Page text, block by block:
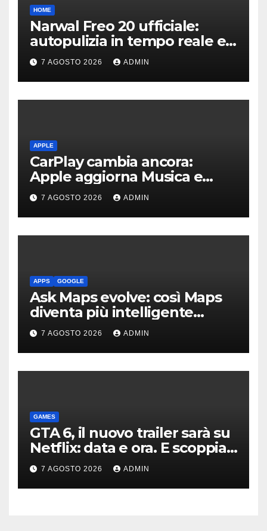
HOME
Narwal Freo 20 ufficiale:
autopulizia in tempo reale e
speciale design in tessuto
7 AGOSTO 2026 ADMIN
APPLE
CarPlay cambia ancora:
Apple aggiorna Musica e
Podcast in auto
7 AGOSTO 2026 ADMIN
APPS GOOGLE
Ask Maps evolve: così Maps
diventa più intelligente
grazie a Gemini
7 AGOSTO 2026 ADMIN
GAMES
GTA 6, il nuovo trailer sarà su
Netflix: data e ora. E scoppia
la polemica
7 AGOSTO 2026 ADMIN